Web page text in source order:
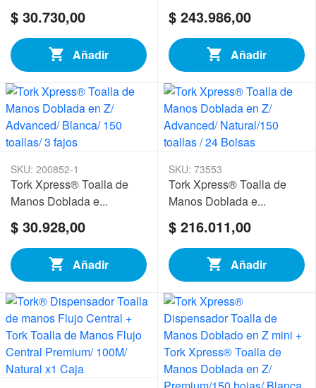
$ 30.730,00
Añadir
$ 243.986,00
Añadir
SKU: 200852-1
Tork Xpress® Toalla de
Manos Doblada e...
$ 30.928,00
Añadir
SKU: 73553
Tork Xpress® Toalla de
Manos Doblada e...
$ 216.011,00
Añadir